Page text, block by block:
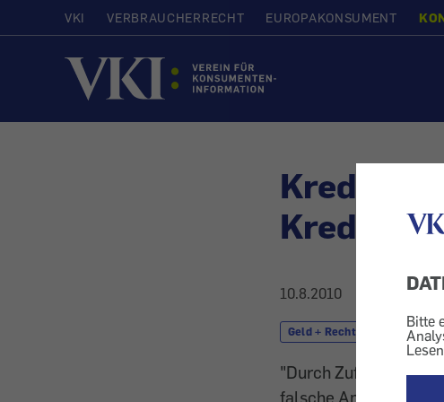
Bitte
VKI VERBRAUCHERRECHT EUROPAKONSUMENT
Startseite
Kredite:
10.8.2010
Geld + Recht
"Durch Zufall bin ich
falsche Angaben